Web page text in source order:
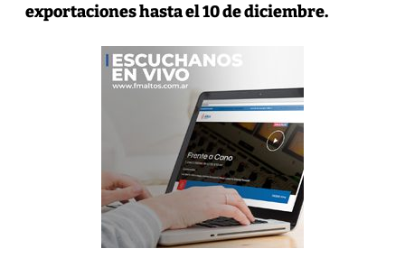
exportaciones hasta el 10 de diciembre.